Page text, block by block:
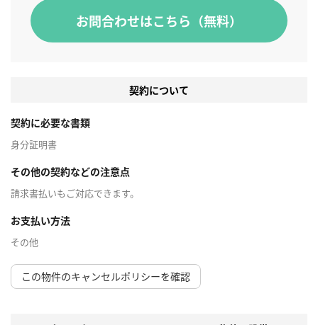
お問合わせはこちら（無料）
契約について
契約に必要な書類
身分証明書
その他の契約などの注意点
請求書払いもご対応できます。
お支払い方法
その他
この物件のキャンセルポリシーを確認